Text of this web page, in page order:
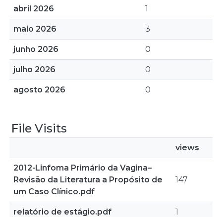
abril 2026 1
maio 2026 3
junho 2026 0
julho 2026 0
agosto 2026 0
File Visits
views
2012-Linfoma Primário da Vagina–
Revisão da Literatura a Propósito de
um Caso Clínico.pdf
147
relatório de estágio.pdf 1